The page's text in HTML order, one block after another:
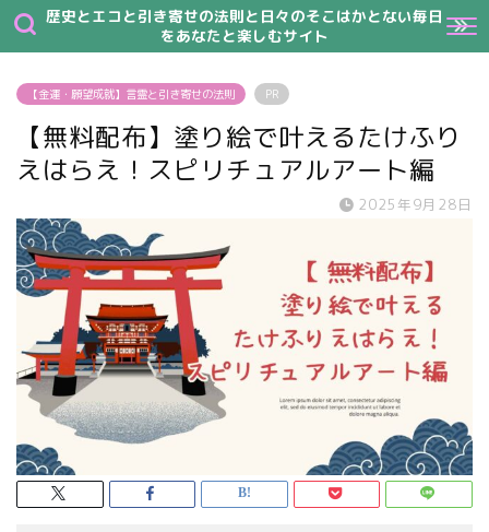
歴史とエコと引き寄せの法則と日々のそこはかとない毎日
をあなたと楽しむサイト
【金運・願望成就】言霊と引き寄せの法則 PR
【無料配布】塗り絵で叶えるたけふり
えはらえ！スピリチュアルアート編
2025年9月28日